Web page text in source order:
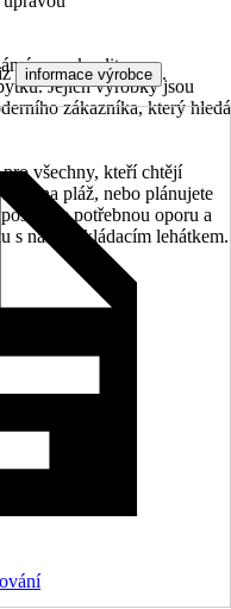
svou kvalitou a
Jejich výrobky jsou
zákazníka, který hledá
všechny, kteří chtějí
na pláž, nebo plánujete
potřebnou oporu a
s naším skládacím lehátkem.
informace výrobce .